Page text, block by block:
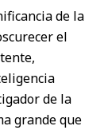
de la
el
de la
grande que